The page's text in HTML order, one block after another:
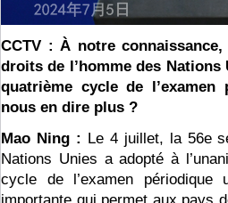
CCTV : À notre
droits de l’homme des
quatrième cycle de l’examen
nous en dire plus ?
Mao Ning : Le 4 juillet, la 56e
Nations Unies a adopté à
cycle de l’examen périodique
importante qui permet aux pays